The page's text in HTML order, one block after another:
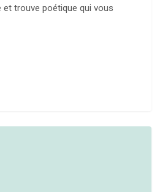
et trouve poétique qui vous